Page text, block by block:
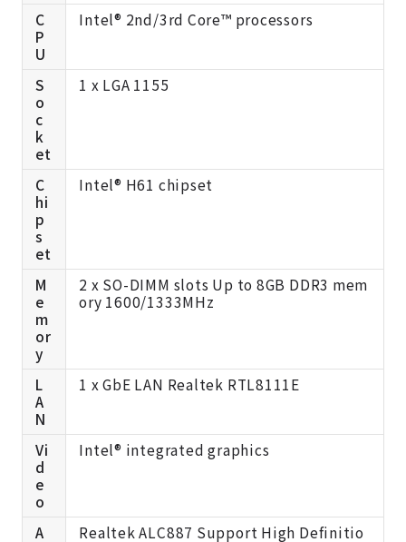
C
P
U
Intel® 2nd/3rd Core™ processors
S
o
c
k
et
1 x LGA 1155
C
hi
p
s
et
Intel® H61 chipset
M
e
m
or
y
2 x SO-DIMM slots Up to 8GB DDR3 mem
ory 1600/1333MHz
L
A
N
1 x GbE LAN Realtek RTL8111E
Vi
d
e
o
Intel® integrated graphics
A
Realtek ALC887 Support High Definitio